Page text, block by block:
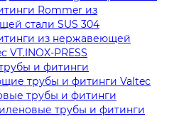
Rommer из
стали SUS 304
из нержавеющей
VT.INOX-PRESS
и фитинги
трубы и фитинги Valtec
трубы и фитинги
трубы и фитинги